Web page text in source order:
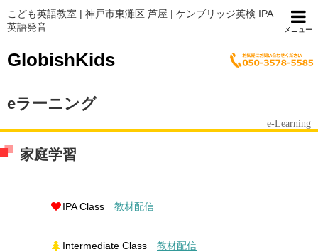
こども英語教室 | 神戸市東灘区 芦屋 | ケンブリッジ英検 IPA
英語発音
GlobishKids
メニュー
eラーニング
e-Learning
家庭学習
IPA Class 教材配信
Intermediate Class 教材配信